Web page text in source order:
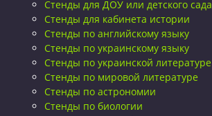
Стенды для ДОУ или детского сада
Стенды для кабинета истории
Стенды по английскому языку
Стенды по украинскому языку
Стенды по украинской литературе
Стенды по мировой литературе
Стенды по астрономии
Стенды по биологии